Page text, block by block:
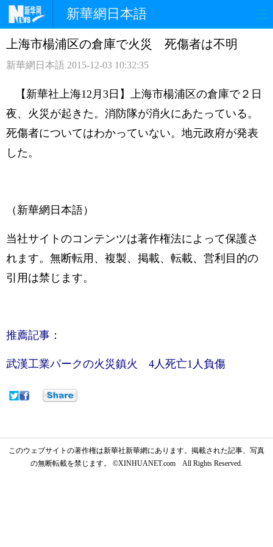
新華網日本語
ホームページ 政治 経済
観光 評論 写真
中日対訳
上海市楊浦区の倉庫で火災 死傷者は不明
新華網日本語 2015-12-03 10:32:35
【新華社上海12月3日】上海市楊浦区の倉庫で２日
夜、火災が起きた。消防隊が消火にあたっている。
死傷者についてはわかっていない。地元政府が発表
した。
（新華網日本語）
当社サイトのコンテンツは著作権法によって保護さ
れます。無断転用、複製、掲載、転載、営利目的の
引用は禁じます。
推薦記事：
武漢工業パークの火災鎮火 4人死亡1人負傷
このウェブサイトの著作権は新華社新華網にあります。掲載された記事、写真
の無断転載を禁じます。 ©XINHUANET.com All Rights Reserved.